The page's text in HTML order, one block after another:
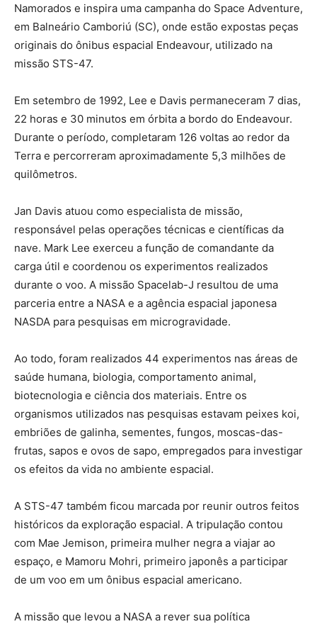
Namorados e inspira uma campanha do Space Adventure,
em Balneário Camboriú (SC), onde estão expostas peças
originais do ônibus espacial Endeavour, utilizado na
missão STS-47.
Em setembro de 1992, Lee e Davis permaneceram 7 dias,
22 horas e 30 minutos em órbita a bordo do Endeavour.
Durante o período, completaram 126 voltas ao redor da
Terra e percorreram aproximadamente 5,3 milhões de
quilômetros.
Jan Davis atuou como especialista de missão,
responsável pelas operações técnicas e científicas da
nave. Mark Lee exerceu a função de comandante da
carga útil e coordenou os experimentos realizados
durante o voo. A missão Spacelab-J resultou de uma
parceria entre a NASA e a agência espacial japonesa
NASDA para pesquisas em microgravidade.
Ao todo, foram realizados 44 experimentos nas áreas de
saúde humana, biologia, comportamento animal,
biotecnologia e ciência dos materiais. Entre os
organismos utilizados nas pesquisas estavam peixes koi,
embriões de galinha, sementes, fungos, moscas-das-
frutas, sapos e ovos de sapo, empregados para investigar
os efeitos da vida no ambiente espacial.
A STS-47 também ficou marcada por reunir outros feitos
históricos da exploração espacial. A tripulação contou
com Mae Jemison, primeira mulher negra a viajar ao
espaço, e Mamoru Mohri, primeiro japonês a participar
de um voo em um ônibus espacial americano.
A missão que levou a NASA a rever sua política